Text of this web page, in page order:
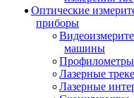
Оптические
приборы
машины
Профилометры
Лазерные
Лазерные